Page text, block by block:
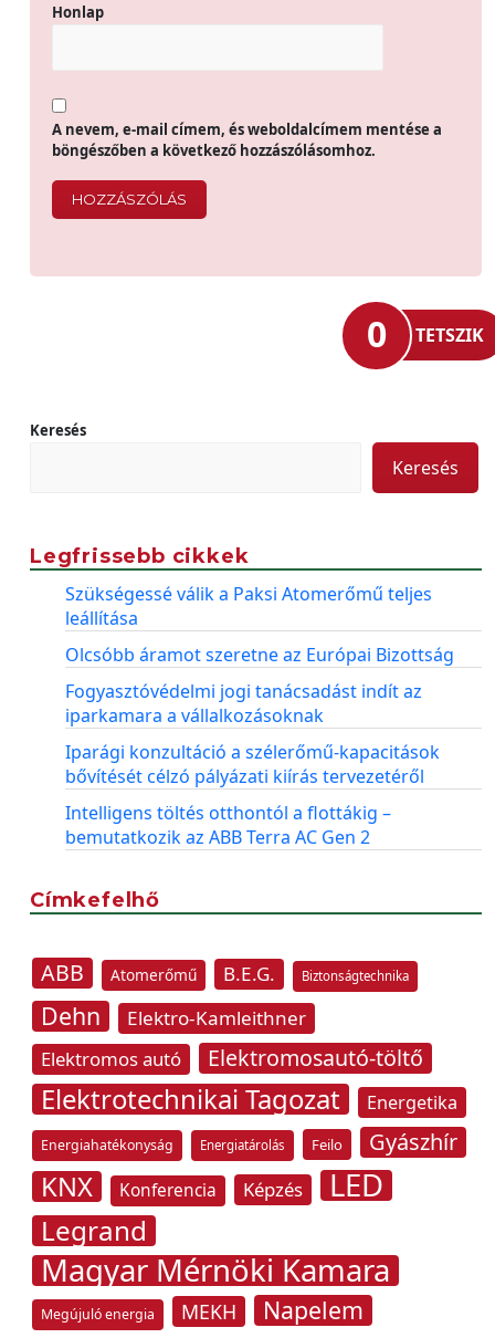
Honlap
A nevem, e-mail címem, és weboldalcímem mentése a
böngészőben a következő hozzászólásomhoz.
0 TETSZIK
Keresés
Keresés
Legfrissebb cikkek
Szükségessé válik a Paksi Atomerőmű teljes
leállítása
Olcsóbb áramot szeretne az Európai Bizottság
Fogyasztóvédelmi jogi tanácsadást indít az
iparkamara a vállalkozásoknak
Iparági konzultáció a szélerőmű-kapacitások
bővítését célzó pályázati kiírás tervezetéről
Intelligens töltés otthontól a flottákig –
bemutatkozik az ABB Terra AC Gen 2
Címkefelhő
ABB Atomerőmű B.E.G. Biztonságtechnika
Dehn
Elektro-Kamleithner
Elektromos autó
Elektromosautó-töltő
Elektrotechnikai Tagozat Energetika
Energiahatékonyság Energiatárolás Feilo Gyászhír
KNX Konferencia Képzés LED
Legrand
Magyar Mérnöki Kamara
Megújuló energia MEKH Napelem